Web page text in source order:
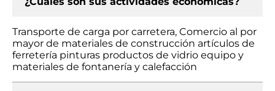
Transporte de carga por carretera, Comercio al por
mayor de materiales de construcción artículos de
ferretería pinturas productos de vidrio equipo y
materiales de fontanería y calefacción